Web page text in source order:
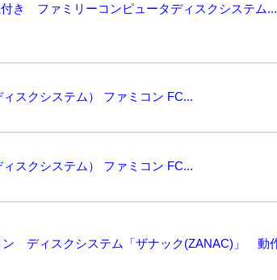
ファミリーコンピュータディスクシステム...
ィスクシステム） ファミコン FC...
ィスクシステム） ファミコン FC...